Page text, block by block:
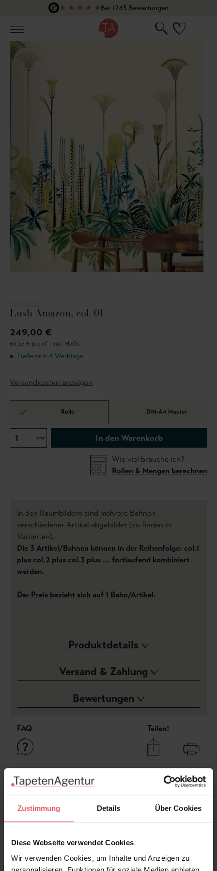
Zustimmung Details Über Cookies
Diese Webseite verwendet Cookies
Wir verwenden Cookies, um Inhalte und Anzeigen zu
Zum Hauptinhalt springen
★ ★ ★ ★ ★Bei 1245 Bewertungen
Lush Amazon, col. 01
249,00 €
65,35 € pro m² | inkl. MwSt.
Lieferzeit: 4 Werktage
Versandkosten anzeigen
Rolle DIN-A4 Muster
In den Warenkorb
Wie viel brauche ich?
Rollen & Mengen berechnen
In den Raumbildern sind mehrere Bahnen
verschiedener Artikel abgebildet (zu finden in
Varianten).
Die 3 Artikel/Bahnen können in der Reihenfolge: col.1
plus col.2 plus col.3 plus ... fortlaufend kombiniert
werden.
Der Preis bezieht sich auf 1 Bahn/Artikel.
Produktdetails
Versand & Zahlung
Bewertungen
FAQ Teilen!
Sie haben Fragen zum Produkt?
+49 (0)221 932 81 82
Produktgalerie überspringen
Varianten